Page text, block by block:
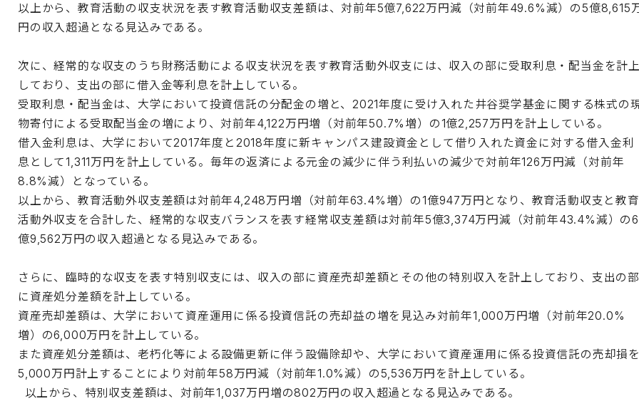
以上から、教育活動の収支状況を表す教育活動収支差額は、対前年5億7,622万円減（対前年49.6%減）の5億8,615
円の収入超過となる見込みである。
次に、経常的な収支のうち財務活動による収支状況を表す教育活動外収支には、収入の部に受取利息・配当金を計上
しており、支出の部に借入金等利息を計上している。
受取利息・配当金は、大学において投資信託の分配金の増と、2021年度に受け入れた井谷奨学基金に関する株式の
物寄付による受取配当金の増により、対前年4,122万円増（対前年50.7%増）の1億2,257万円を計上している。
借入金利息は、大学において2017年度と2018年度に新キャンパス建設資金として借り入れた資金に対する借入金利
息として1,311万円を計上している。毎年の返済による元金の減少に伴う利払いの減少で対前年126万円減（対前年
8.8%減）となっている。
以上から、教育活動外収支差額は対前年4,248万円増（対前年63.4%増）の1億947万円となり、教育活動収支と教育
活動外収支を合計した、経常的な収支バランスを表す経常収支差額は対前年5億3,374万円減（対前年43.4%減）の6
億9,562万円の収入超過となる見込みである。
さらに、臨時的な収支を表す特別収支には、収入の部に資産売却差額とその他の特別収入を計上しており、支出の部
に資産処分差額を計上している。
資産売却差額は、大学において資産運用に係る投資信託の売却益の増を見込み対前年1,000万円増（対前年20.0%
増）の6,000万円を計上している。
また資産処分差額は、老朽化等による設備更新に伴う設備除却や、大学において資産運用に係る投資信託の売却損を
5,000万円計上することにより対前年58万円減（対前年1.0%減）の5,536万円を計上している。
以上から、特別収支差額は、対前年1,037万円増の802万円の収入超過となる見込みである。